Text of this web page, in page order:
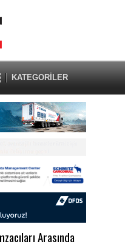
KATEGORİLER
Arasında